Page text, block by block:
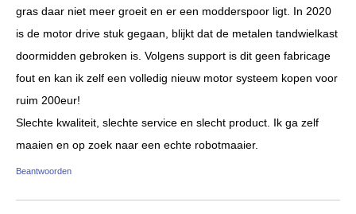
gras daar niet meer groeit en er een modderspoor ligt. In 2020
is de motor drive stuk gegaan, blijkt dat de metalen tandwielkast
doormidden gebroken is. Volgens support is dit geen fabricage
fout en kan ik zelf een volledig nieuw motor systeem kopen voor
ruim 200eur!
Slechte kwaliteit, slechte service en slecht product. Ik ga zelf
maaien en op zoek naar een echte robotmaaier.
Beantwoorden